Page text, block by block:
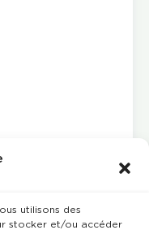
utilisons des
stocker et/ou accéder